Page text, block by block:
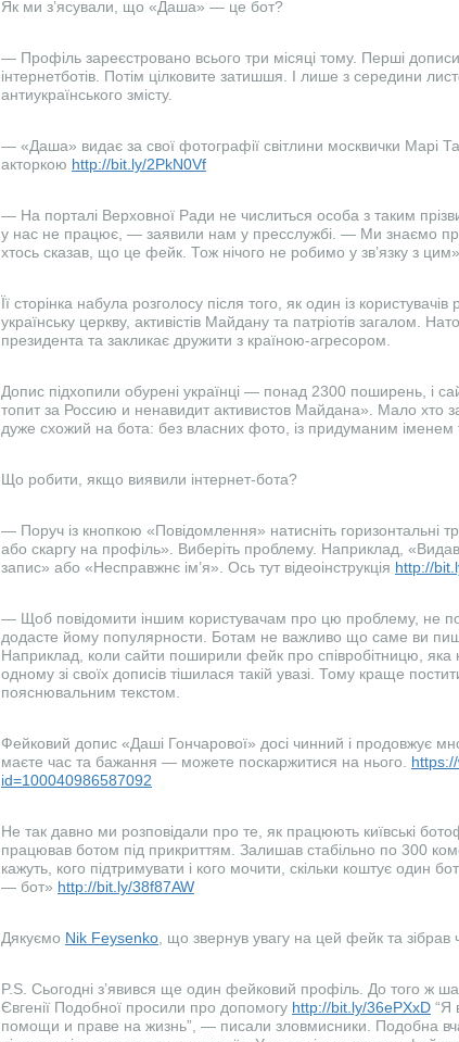
Як ми з’ясували, що «Даша» — це бот?
— Профіль зареєстровано всього три місяці тому. Перші
інтернетботів. Потім цілковите затишшя. І лише з середини
антиукраїнського змісту.
— «Даша» видає за свої фотографії світлини москвички Марі
акторкою http://bit.ly/2PkN0Vf
— На порталі Верховної Ради не числиться особа з таким
у нас не працює, — заявили нам у пресслужбі. — Ми знаємо
хтось сказав, що це фейк. Тож нічого не робимо у зв’язку з цим».
Її сторінка набула розголосу після того, як один із
українську церкву, активістів Майдану та патріотів загалом.
президента та закликає дружити з країною-агресором.
Допис підхопили обурені українці — понад 2300 поширень, і
топит за Россию и ненавидит активистов Майдана». Мало хто
дуже схожий на бота: без власних фото, із придуманим іменем
Що робити, якщо виявили інтернет-бота?
— Поруч із кнопкою «Повідомлення» натисніть горизонтальні
або скаргу на профіль». Виберіть проблему. Наприклад,
запис» або «Несправжнє ім’я». Ось тут відеоінструкція http://
— Щоб повідомити іншим користувачам про цю проблему, не
додасте йому популярности. Ботам не важливо що саме ви
Наприклад, коли сайти поширили фейк про співробітницю, яка
одному зі своїх дописів тішилася такій увазі. Тому краще
пояснювальним текстом.
Фейковий допис «Даші Гончарової» досі чинний і продовжує
маєте час та бажання — можете поскаржитися на нього.
id=100040986587092
Не так давно ми розповідали про те, як працюють київські
працював ботом під прикриттям. Залишав стабільно по 300
кажуть, кого підтримувати і кого мочити, скільки коштує один
— бот» http://bit.ly/38f87AW
Дякуємо Nik Feysenko , що звернув увагу на цей фейк та зібрав
P.S. Сьогодні з’явився ще один фейковий профіль. До того ж
Євгенії Подобної просили про допомогу http://bit.ly/36ePXxD “Я
помощи и праве на жизнь”, — писали зловмисники. Подобна